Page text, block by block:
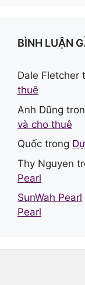
BÌNH LUẬN
Dale Fletcher
thuê
Anh Dũng
và cho thuê
Quốc trong
Thy Nguyen
Pearl
SunWah Pearl
Pearl